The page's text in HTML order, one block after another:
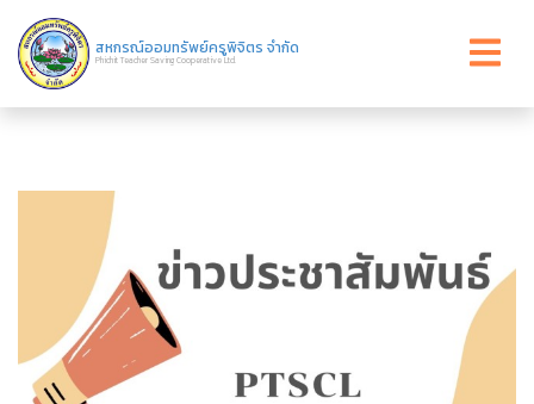
สหกรณ์ออมทรัพย์ครูพิจิตร จำกัด
Phichit Teacher Saving Cooperative Ltd.